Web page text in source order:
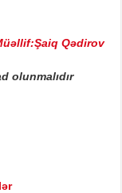
Qədirov
olunmalıdır